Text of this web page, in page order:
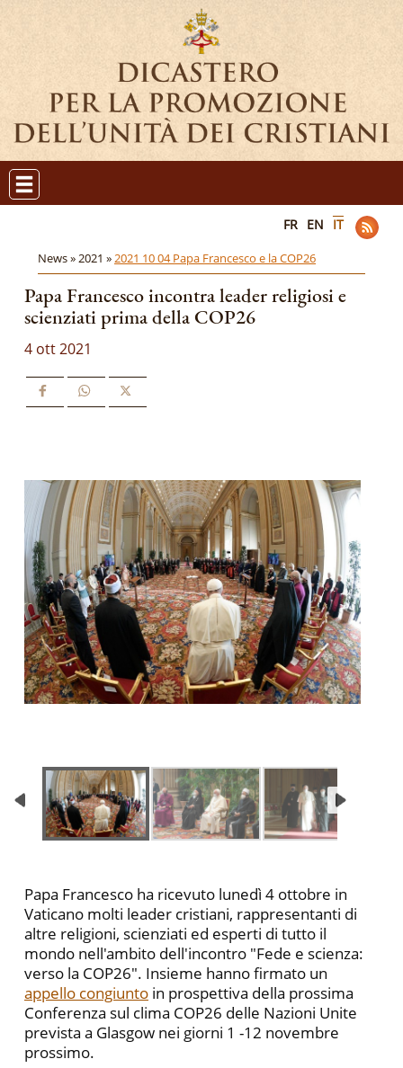
FR EN IT
News »2021 »2021 10 04 Papa Francesco e la COP26
Papa Francesco incontra leader religiosi e
scienziati prima della COP26
4 ott 2021
Papa Francesco ha ricevuto lunedì 4 ottobre in
Vaticano molti leader cristiani, rappresentanti di
altre religioni, scienziati ed esperti di tutto il
mondo nell'ambito dell'incontro "Fede e scienza:
verso la COP26". Insieme hanno firmato un
appello congiunto in prospettiva della prossima
Conferenza sul clima COP26 delle Nazioni Unite
prevista a Glasgow nei giorni 1 -12 novembre
prossimo.